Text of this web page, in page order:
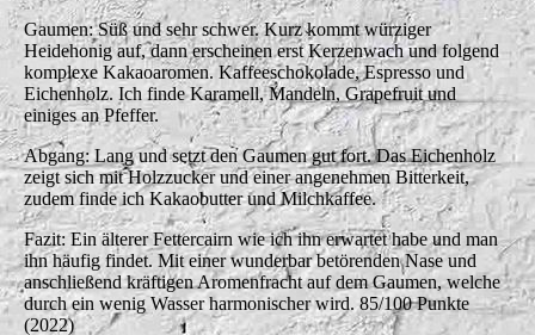
Gaumen: Süß und sehr schwer. Kurz kommt würziger
Heidehonig auf, dann erscheinen erst Kerzenwach und folgend
komplexe Kakaoaromen. Kaffeeschokolade, Espresso und
Eichenholz. Ich finde Karamell, Mandeln, Grapefruit und
einiges an Pfeffer.
Abgang: Lang und setzt den Gaumen gut fort. Das Eichenholz
zeigt sich mit Holzzucker und einer angenehmen Bitterkeit,
zudem finde ich Kakaobutter und Milchkaffee.
Fazit: Ein älterer Fettercairn wie ich ihn erwartet habe und man
ihn häufig findet. Mit einer wunderbar betörenden Nase und
anschließend kräftigen Aromenfracht auf dem Gaumen, welche
durch ein wenig Wasser harmonischer wird. 85/100 Punkte
(2022)